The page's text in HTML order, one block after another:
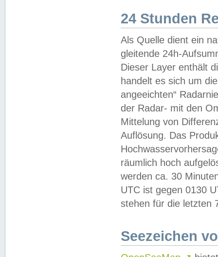
24 Stunden
Als Quelle dient ein
gleitende 24h-
Dieser Layer enthält
handelt es sich um
angeeichten“
der Radar- mit den
Mittelung von
Auflösung. Das
räumlich hoch
werden ca. 30
UTC ist gegen 0130
stehen für die letzten
Seezeichen